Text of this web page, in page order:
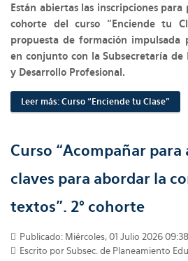
Están abiertas las inscripciones
cohorte del curso “Enciende tu
propuesta de formación impulsada
en conjunto con la Subsecretaría de
y Desarrollo Profesional.
Leer más: Curso “Enciende tu Clase”
Curso “Acompañar para
claves para abordar la
textos”. 2° cohorte
Publicado: Miércoles, 01 Julio 2026 09:38
Escrito por Subsec. de Planeamiento